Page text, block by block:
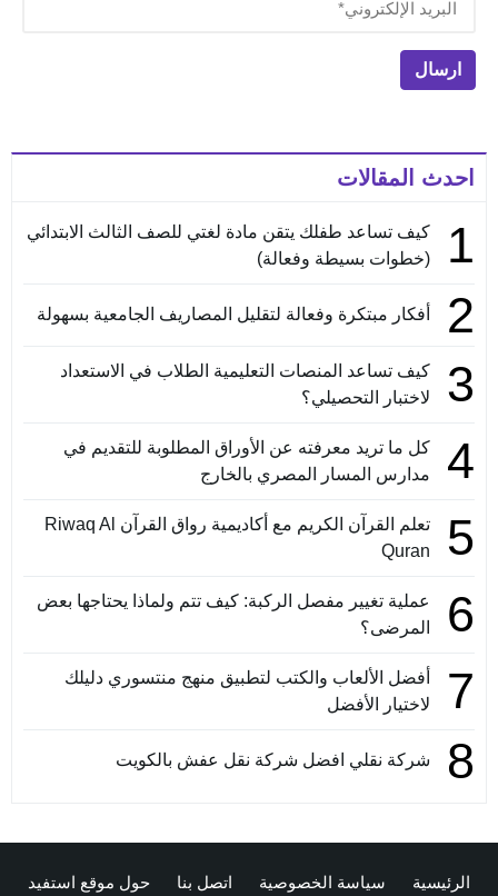
احدث المقالات
1
كيف تساعد طفلك يتقن مادة لغتي للصف الثالث الابتدائي
(خطوات بسيطة وفعالة)
2 أفكار مبتكرة وفعالة لتقليل المصاريف الجامعية بسهولة
3
كيف تساعد المنصات التعليمية الطلاب في الاستعداد
لاختبار التحصيلي؟
4
كل ما تريد معرفته عن الأوراق المطلوبة للتقديم في
مدارس المسار المصري بالخارج
5
تعلم القرآن الكريم مع أكاديمية رواق القرآن Riwaq Al
Quran
6
عملية تغيير مفصل الركبة: كيف تتم ولماذا يحتاجها بعض
المرضى؟
7
أفضل الألعاب والكتب لتطبيق منهج منتسوري دليلك
لاختيار الأفضل
8 شركة نقلي افضل شركة نقل عفش بالكويت
الرئيسية سياسة الخصوصية اتصل بنا حول موقع استفيد